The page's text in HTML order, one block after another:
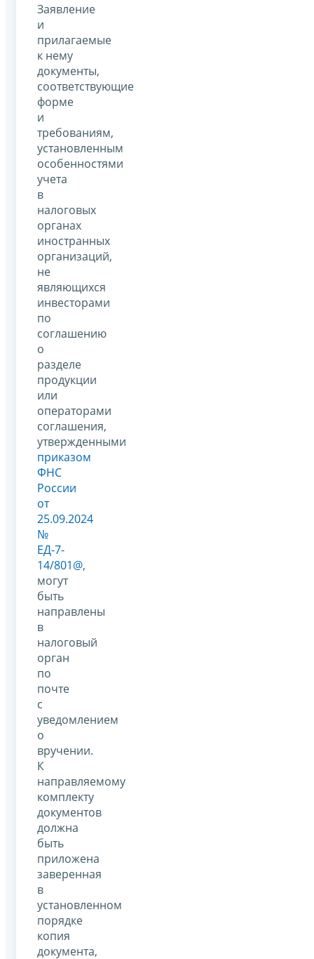
Заявление
и
прилагаемые
к нему
документы,
соответствующие
форме
и
требованиям,
установленным
особенностями
учета
в
налоговых
органах
иностранных
организаций,
не
являющихся
инвесторами
по
соглашению
о
разделе
продукции
или
операторами
соглашения,
утвержденными
приказом
ФНС
России
от
25.09.2024
№
ЕД-7-
14/801@,
могут
быть
направлены
в
налоговый
орган
по
почте
с
уведомлением
о
вручении.
К
направляемому
комплекту
документов
должна
быть
приложена
заверенная
в
установленном
порядке
копия
документа,